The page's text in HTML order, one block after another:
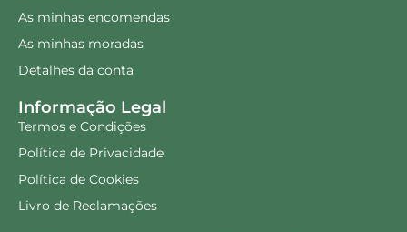
As minhas encomendas
As minhas moradas
Detalhes da conta
Informação Legal
Termos e Condições
Política de Privacidade
Política de Cookies
Livro de Reclamações